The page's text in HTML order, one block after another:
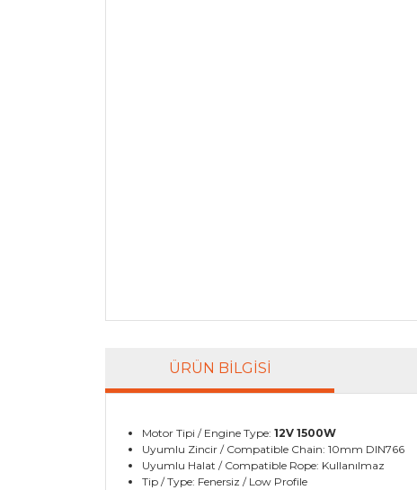
ÜRÜN BILGISI
Motor Tipi / Engine Type: 12V 1500W
Uyumlu Zincir / Compatible Chain: 10mm DIN766
Uyumlu Halat / Compatible Rope: Kullanılmaz
Tip / Type: Fenersiz / Low Profile